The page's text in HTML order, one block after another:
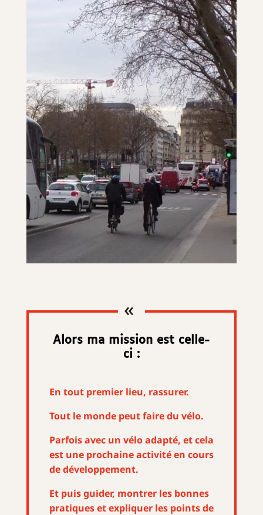
«
Alors ma mission est celle-
ci :
En tout premier lieu, rassurer.
Tout le monde peut faire du vélo.
Parfois avec un vélo adapté, et cela
est une prochaine activité en cours
de développement.
Et puis guider, montrer les bonnes
pratiques et expliquer les points de